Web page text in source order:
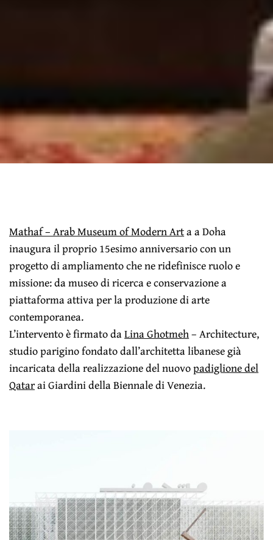
Mathaf – Arab Museum of Modern Arta a Doha
inaugura il proprio 15esimo anniversario con un
progetto di ampliamento che ne ridefinisce ruolo e
missione: da museo di ricerca e conservazione a
piattaforma attiva per la produzione di arte
contemporanea.
L’intervento è firmato daLina Ghotmeh– Architecture,
studio parigino fondato dall’architetta libanese già
incaricata della realizzazione del nuovopadiglione del
Qatarai Giardini della Biennale di Venezia.